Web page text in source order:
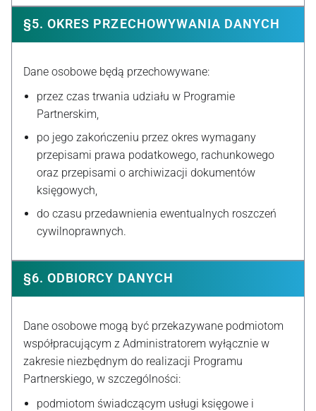
§5. OKRES PRZECHOWYWANIA DANYCH
Dane osobowe będą przechowywane:
przez czas trwania udziału w Programie
Partnerskim,
po jego zakończeniu przez okres wymagany
przepisami prawa podatkowego, rachunkowego
oraz przepisami o archiwizacji dokumentów
księgowych,
do czasu przedawnienia ewentualnych roszczeń
cywilnoprawnych.
§6. ODBIORCY DANYCH
Dane osobowe mogą być przekazywane podmiotom
współpracującym z Administratorem wyłącznie w
zakresie niezbędnym do realizacji Programu
Partnerskiego, w szczególności:
podmiotom świadczącym usługi księgowe i